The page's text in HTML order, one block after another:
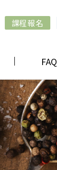
課程報名
FAQ